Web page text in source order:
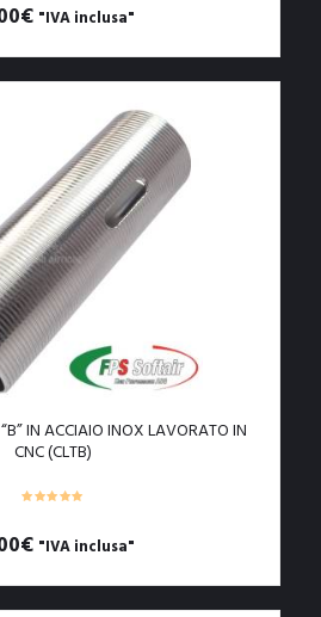
€ "IVA inclusa"
IN ACCIAIO INOX LAVORATO IN
CNC (CLTB)
€ "IVA inclusa"